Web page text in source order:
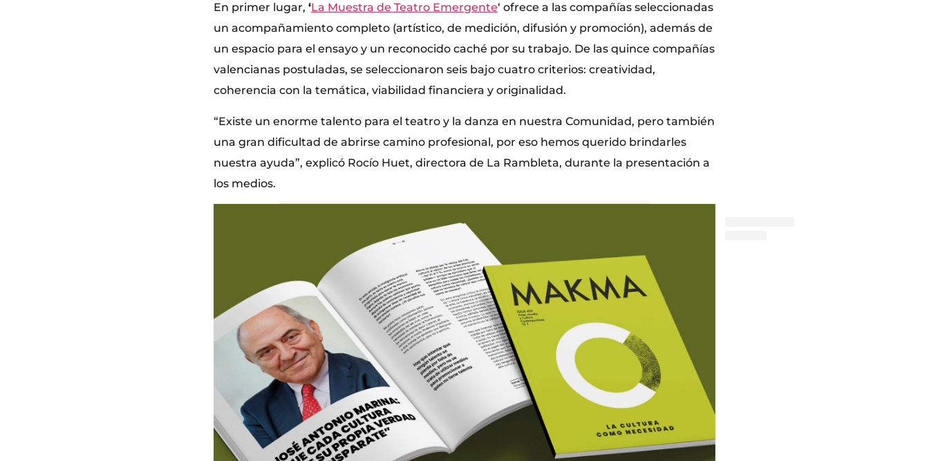
En primer lugar, ‘La Muestra de Teatro Emergente‘ ofrece a las compañías seleccionadas
un acompañamiento completo (artístico, de medición, difusión y promoción), además de
un espacio para el ensayo y un reconocido caché por su trabajo. De las quince compañías
valencianas postuladas, se seleccionaron seis bajo cuatro criterios: creatividad,
coherencia con la temática, viabilidad financiera y originalidad.
“Existe un enorme talento para el teatro y la danza en nuestra Comunidad, pero también
una gran dificultad de abrirse camino profesional, por eso hemos querido brindarles
nuestra ayuda”, explicó Rocío Huet, directora de La Rambleta, durante la presentación a
los medios.